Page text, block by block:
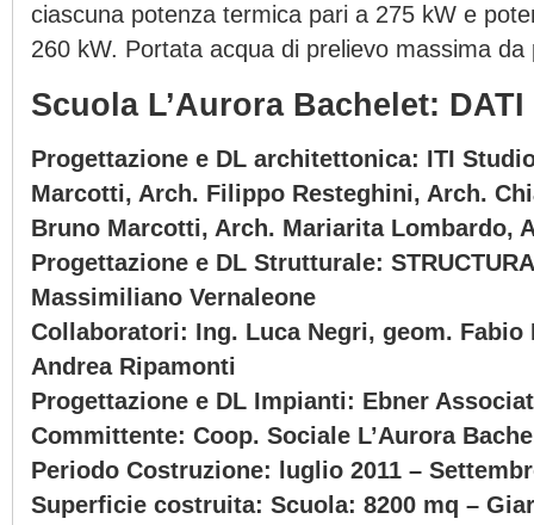
ciascuna potenza termica pari a 275 kW e
260 kW. Portata acqua di prelievo massima
Scuola L’Aurora Bachelet: DATI
Progettazione e DL architettonica: ITI
Marcotti, Arch. Filippo Resteghini, Arch.
Bruno Marcotti, Arch. Mariarita Lombardo,
Progettazione e DL Strutturale:
Massimiliano Vernaleone
Collaboratori: Ing. Luca Negri, geom. Fabio
Andrea Ripamonti
Progettazione e DL Impianti: Ebner
Committente: Coop. Sociale L’Aurora
Periodo Costruzione: luglio 2011 –
Superficie costruita: Scuola: 8200 mq –